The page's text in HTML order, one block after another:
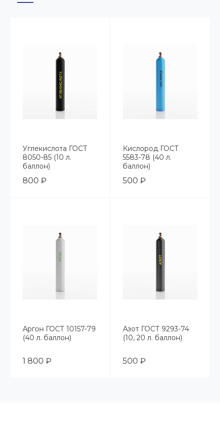
Углекислота ГОСТ
8050-85 (10 л.
баллон)
800 ₽
Кислород ГОСТ
5583-78 (40 л.
баллон)
500 ₽
Аргон ГОСТ 10157-79
(40 л. баллон)
1 800 ₽
Азот ГОСТ 9293-74
(10, 20 л. баллон)
500 ₽